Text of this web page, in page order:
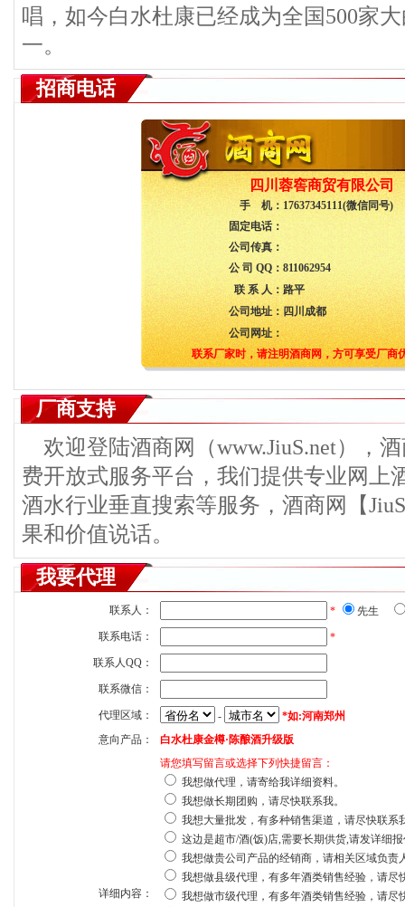
唱，如今白水杜康已经成为全国500家
一。
招商电话
四川蓉窖商贸有限公司
手 机： 17637345111(微信同号)
固定电话：
公司传真：
公 司 QQ：811062954
联 系 人：路平
公司地址：四川成都
公司网址：
联系厂家时，请注明酒商网，方可享受厂商
厂商支持
欢迎登陆酒商网（www.JiuS.net），
费开放式服务平台，我们提供专业网上
酒水行业垂直搜索等服务，酒商网【
果和价值说话。
我要代理
联系人： *
先生
联系电话：
*
联系人QQ：
联系微信：
代理区域： -
*如:河南郑州
意向产品：
白水杜康金樽·陈酿酒升级版
详细内容：
请您填写留言或选择下列快捷留言：
我想做代理，请寄给我详细资料。
我想做长期团购，请尽快联系我。
我想大量批发，有多种销售渠道，请尽快联系
这边是超市/酒(饭)店,需要长期供货,请发详细
我想做贵公司产品的经销商，请相关区域负责
我想做县级代理，有多年酒类销售经验，请尽
我想做市级代理，有多年酒类销售经验，请尽